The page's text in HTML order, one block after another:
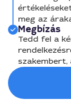
meg az
Megbízás
Tedd fel a
szakembert,